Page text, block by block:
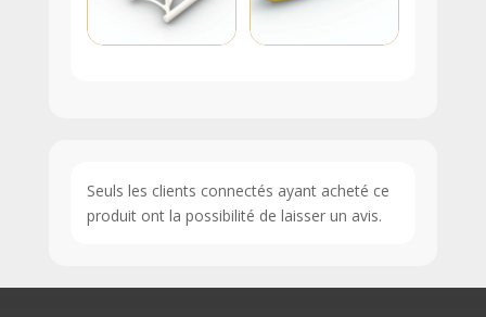
Seuls les clients connectés ayant acheté ce
produit ont la possibilité de laisser un avis.